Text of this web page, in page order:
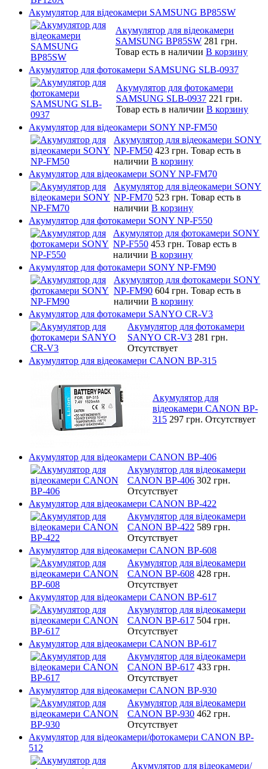
Акумулятор для відеокамери SAMSUNG BP85SW
Акумулятор для відеокамери
SAMSUNG BP85SW 281 грн.
Товар есть в наличии В корзину
Акумулятор для фотокамери SAMSUNG SLB-0937
Акумулятор для фотокамери
SAMSUNG SLB-0937 221 грн.
Товар есть в наличии В корзину
Акумулятор для відеокамери SONY NP-FM50
Акумулятор для відеокамери SONY
NP-FM50 423 грн. Товар есть в
наличии В корзину
Акумулятор для відеокамери SONY NP-FM70
Акумулятор для відеокамери SONY
NP-FM70 523 грн. Товар есть в
наличии В корзину
Акумулятор для фотокамери SONY NP-F550
Акумулятор для фотокамери SONY
NP-F550 453 грн. Товар есть в
наличии В корзину
Акумулятор для фотокамери SONY NP-FM90
Акумулятор для фотокамери SONY
NP-FM90 604 грн. Товар есть в
наличии В корзину
Акумулятор для фотокамери SANYO CR-V3
Акумулятор для фотокамери
SANYO CR-V3 281 грн.
Отсутствует
Акумулятор для відеокамери CANON BP-315
Акумулятор для
відеокамери CANON BP-
315 297 грн. Отсутствует
Акумулятор для відеокамери CANON BP-406
Акумулятор для відеокамери
CANON BP-406 302 грн.
Отсутствует
Акумулятор для відеокамери CANON BP-422
Акумулятор для відеокамери
CANON BP-422 589 грн.
Отсутствует
Акумулятор для відеокамери CANON BP-608
Акумулятор для відеокамери
CANON BP-608 428 грн.
Отсутствует
Акумулятор для відеокамери CANON BP-617
Акумулятор для відеокамери
CANON BP-617 504 грн.
Отсутствует
Акумулятор для відеокамери CANON BP-617
Акумулятор для відеокамери
CANON BP-617 433 грн.
Отсутствует
Акумулятор для відеокамери CANON BP-930
Акумулятор для відеокамери
CANON BP-930 462 грн.
Отсутствует
Акумулятор для відеокамери/фотокамери CANON BP-
512
Акумулятор для відеокамери/